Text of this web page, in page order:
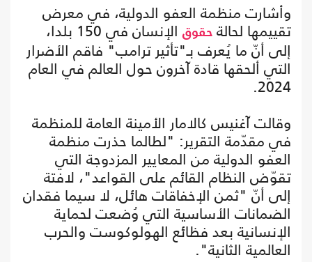
وأشارت منظمة العفو الدولية، في معرض
تقييمها لحالة حقوق
الإنسان في 150 بلدا،
إلى أنّ ما يُعرف بـ"تأثير ترامب" فاقم الأضرار
التي ألحقها قادة آخرون حول العالم في العام
2024.
وقالت آغنيس كالامار الأمينة العامة للمنظمة
في مقدّمة التقرير: "لطالما حذرت منظمة
العفو الدولية من المعايير المزدوجة التي
تقوّض النظام القائم على القواعد"، لافتة
إلى أنّ "ثمن الإخفاقات هائل، لا سيما فقدان
الضمانات الأساسية التي وُضعت لحماية
الإنسانية بعد فظائع الهولوكوست والحرب
العالمية الثانية".